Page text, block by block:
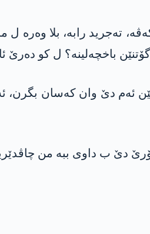
تەجرید رابە، بلا وەرە
باخچەلینە؟ ل کو دەرێ
ئەم دێ وان کەسان بگرن،
دێ ب داوی ببە من